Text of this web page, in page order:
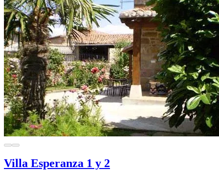
Villa Esperanza 1 y 2